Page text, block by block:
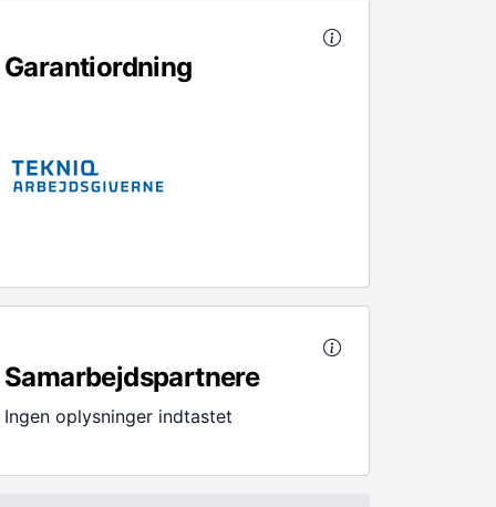
Garantiordning
Samarbejdspartnere
Ingen oplysninger indtastet